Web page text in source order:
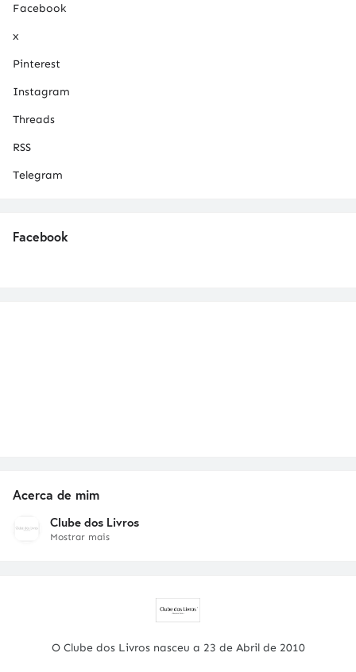
Facebook
x
Pinterest
Instagram
Threads
RSS
Telegram
Facebook
Acerca de mim
Clube dos Livros
Mostrar mais
O Clube dos Livros nasceu a 23 de Abril de 2010